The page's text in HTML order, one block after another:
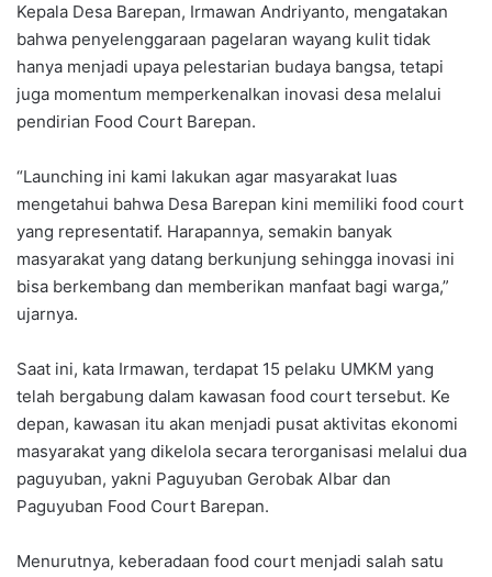
Kepala Desa Barepan, Irmawan Andriyanto, mengatakan
bahwa penyelenggaraan pagelaran wayang kulit tidak
hanya menjadi upaya pelestarian budaya bangsa, tetapi
juga momentum memperkenalkan inovasi desa melalui
pendirian Food Court Barepan.
“Launching ini kami lakukan agar masyarakat luas
mengetahui bahwa Desa Barepan kini memiliki food court
yang representatif. Harapannya, semakin banyak
masyarakat yang datang berkunjung sehingga inovasi ini
bisa berkembang dan memberikan manfaat bagi warga,”
ujarnya.
Saat ini, kata Irmawan, terdapat 15 pelaku UMKM yang
telah bergabung dalam kawasan food court tersebut. Ke
depan, kawasan itu akan menjadi pusat aktivitas ekonomi
masyarakat yang dikelola secara terorganisasi melalui dua
paguyuban, yakni Paguyuban Gerobak Albar dan
Paguyuban Food Court Barepan.
Menurutnya, keberadaan food court menjadi salah satu